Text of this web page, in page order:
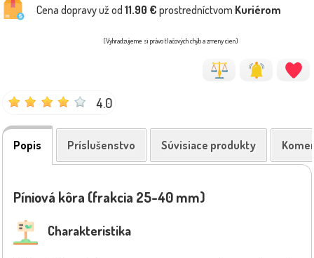
Cena dopravy už od 11.90 € prostredníctvom Kuriérom
(Vyhradzujeme si právo tlačových chýb a zmeny cien)
4.0
Popis Príslušenstvo Súvisiace produkty
Píniová kôra (frakcia 25-40 mm)
Charakteristika